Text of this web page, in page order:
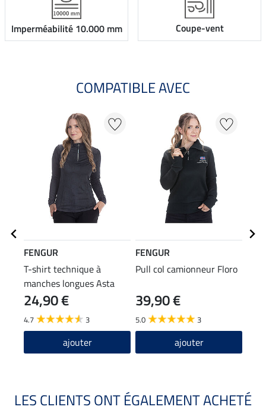
Imperméabilité 10.000 mm Coupe-vent
COMPATIBLE AVEC
FENGUR
T-shirt technique à
manches longues Asta
24,90 €
4.7 3
ajouter
FENGUR
Pull col camionneur Floro
39,90 €
5.0 3
ajouter
LES CLIENTS ONT ÉGALEMENT ACHETÉ